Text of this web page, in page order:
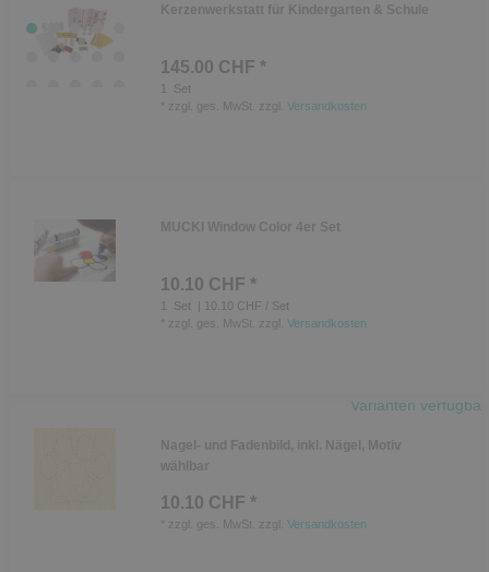
Kerzenwerkstatt für Kindergarten & Schule
145.00 CHF *
1
Set
zzgl. ges. MwSt. zzgl. Versandkosten
MUCKI Window Color 4er Set
10.10 CHF *
1 Set
| 10.10 CHF / Set
zzgl. ges. MwSt. zzgl. Versandkosten
Varianten verfügbar
Nagel- und Fadenbild, inkl. Nägel, Motiv
wählbar
10.10 CHF *
zzgl. ges. MwSt. zzgl. Versandkosten